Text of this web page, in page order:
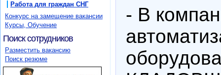
Работа для граждан СНГ
Конкурс на замещение вакансии
Курсы, Обучение
Поиск сотрудников
Разместить вакансию
Поиск резюме
- В